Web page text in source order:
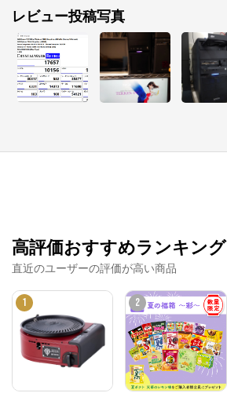
レビュー投稿写真
高評価おすすめランキング
直近のユーザーの評価が高い商品
1 2